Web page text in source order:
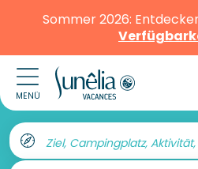
Sommer 2026:
MENÜ
Ziel, Campingplatz,